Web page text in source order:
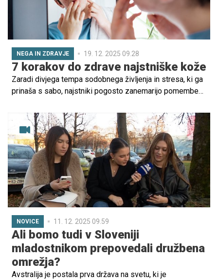
skriva veliko več, kot je videti na prvi pogled.
NEGA IN ZDRAVJE 19. 12. 2025 09.28
7 korakov do zdrave najstniške kože
Zaradi divjega tempa sodobnega življenja in stresa, ki ga
prinaša s sabo, najstniki pogosto zanemarijo pomemben
učinkovito priti do zdrave in čiste kože?
NOVICE 11. 12. 2025 09.59
Ali bomo tudi v Sloveniji
mladostnikom prepovedali družbena
omrežja?
Avstralija je postala prva država na svetu, ki je